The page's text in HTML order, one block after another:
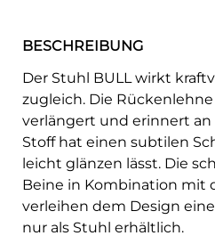
BESCHREIBUNG
Der Stuhl BULL wirkt
zugleich. Die
verlängert und erinnert an
Stoff hat einen subtilen
leicht glänzen lässt. Die
Beine in Kombination mit
verleihen dem Design
nur als Stuhl erhältlich.